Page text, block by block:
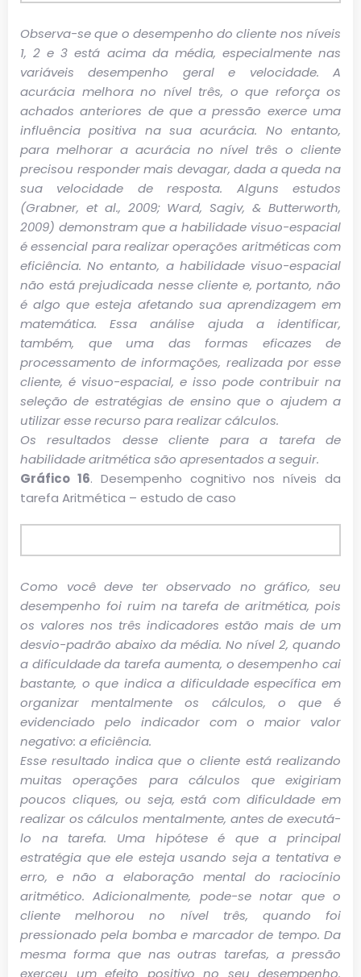
Observa-se que o desempenho do cliente nos níveis
1, 2 e 3 está acima da média, especialmente nas
variáveis desempenho geral e velocidade. A
acurácia melhora no nível três, o que reforça os
achados anteriores de que a pressão exerce uma
influência positiva na sua acurácia. No entanto,
para melhorar a acurácia no nível três o cliente
precisou responder mais devagar, dada a queda na
sua velocidade de resposta. Alguns estudos
(Grabner, et al., 2009; Ward, Sagiv, & Butterworth,
2009) demonstram que a habilidade visuo-espacial
é essencial para realizar operações aritméticas com
eficiência. No entanto, a habilidade visuo-espacial
não está prejudicada nesse cliente e, portanto, não
é algo que esteja afetando sua aprendizagem em
matemática. Essa análise ajuda a identificar,
também, que uma das formas eficazes de
processamento de informações, realizada por esse
cliente, é visuo-espacial, e isso pode contribuir na
seleção de estratégias de ensino que o ajudem a
utilizar esse recurso para realizar cálculos.
Os resultados desse cliente para a tarefa de
habilidade aritmética são apresentados a seguir.
Gráfico 16. Desempenho cognitivo nos níveis da
tarefa Aritmética – estudo de caso
Como você deve ter observado no gráfico, seu
desempenho foi ruim na tarefa de aritmética, pois
os valores nos três indicadores estão mais de um
desvio-padrão abaixo da média. No nível 2, quando
a dificuldade da tarefa aumenta, o desempenho cai
bastante, o que indica a dificuldade específica em
organizar mentalmente os cálculos, o que é
evidenciado pelo indicador com o maior valor
negativo: a eficiência.
Esse resultado indica que o cliente está realizando
muitas operações para cálculos que exigiriam
poucos cliques, ou seja, está com dificuldade em
realizar os cálculos mentalmente, antes de executá-
lo na tarefa. Uma hipótese é que a principal
estratégia que ele esteja usando seja a tentativa e
erro, e não a elaboração mental do raciocínio
aritmético. Adicionalmente, pode-se notar que o
cliente melhorou no nível três, quando foi
pressionado pela bomba e marcador de tempo. Da
mesma forma que nas outras tarefas, a pressão
exerceu um efeito positivo no seu desempenho.